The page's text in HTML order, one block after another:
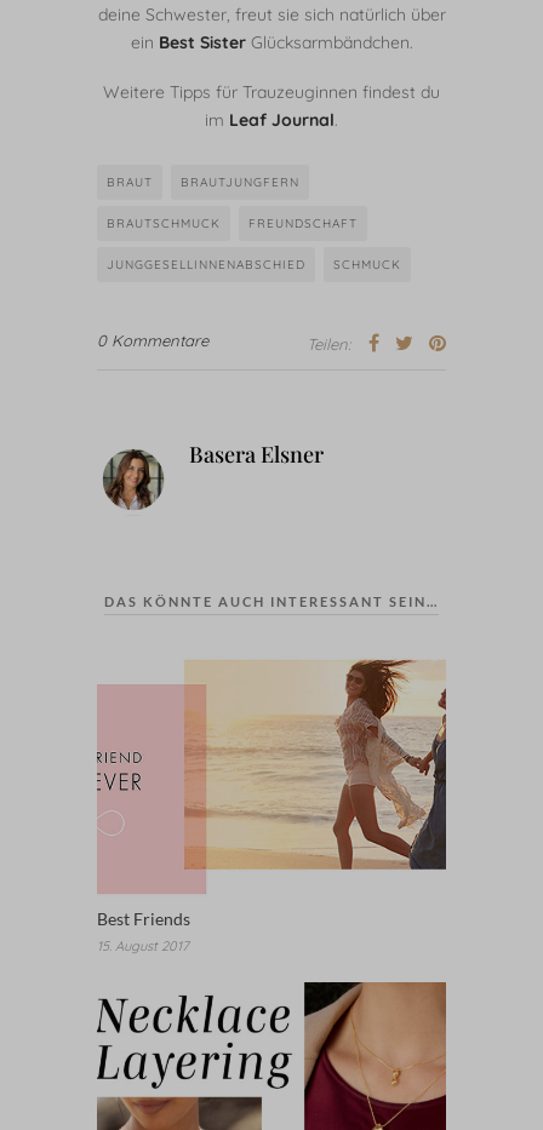
deine Schwester, freut sie sich natürlich über
ein Best SisterGlücksarmbändchen.
Weitere Tipps für Trauzeuginnen findest du
im Leaf Journal.
BRAUT BRAUTJUNGFERN
BRAUTSCHMUCK FREUNDSCHAFT
JUNGGESELLINNENABSCHIED SCHMUCK
0 Kommentare Teilen:
Basera Elsner
DAS KÖNNTE AUCH INTERESSANT SEIN…
Best Friends
15. August 2017